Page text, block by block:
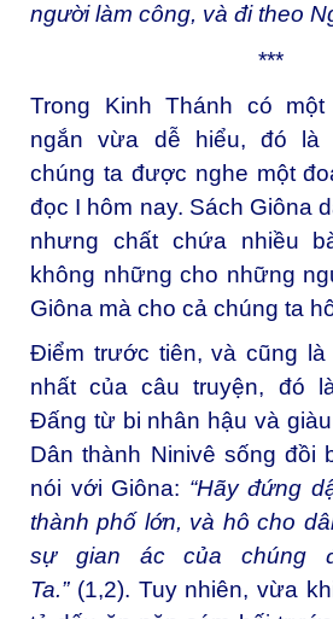
người làm công, và đi theo
***
Trong Kinh Thánh có
ngắn vừa dễ hiểu, đó là
chúng ta được nghe một
đọc I hôm nay. Sách Giôna
nhưng chất chứa nhiều
không những cho những
Giôna mà cho cả chúng ta
Điểm trước tiên, và cũng là
nhất của câu truyện, đó
Ðấng từ bi nhân hậu và
Dân thành Ninivê sống đồi
nói với Giôna: “Hãy đứng
thành phố lớn, và hô cho
sự gian ác của chúng
Ta.”(1,2). Tuy nhiên, vừa